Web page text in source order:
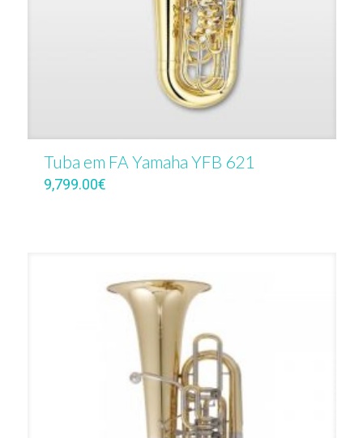
Tuba em FA Yamaha YFB 621
9,799.00€